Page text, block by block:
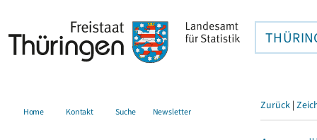
Home Kontakt Suche Newsletter Zurück |